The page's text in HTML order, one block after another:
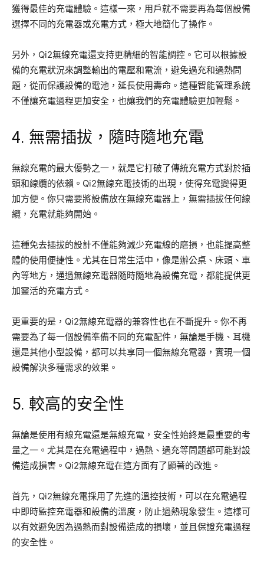
獲得最佳的充電體驗。這樣一來，用戶就不需要再為每個設備
選擇不同的充電器或充電方式，極大地簡化了操作。
另外，Qi2無線充電還支持更精細的智能調控。它可以根據設
備的充電狀況來調整輸出的電壓和電流，避免過充和過熱問
題，從而保護設備的電池，延長使用壽命。這種智能管理系統
不僅讓充電過程更加安全，也讓我們的充電體驗更加輕鬆。
4. 無需插拔，隨時隨地充電
無線充電的最大優勢之一，就是它打破了傳統充電方式對於插
頭和線纜的依賴。Qi2無線充電技術的出現，使得充電變得更
加方便。你只需要將設備放在無線充電器上，無需插拔任何線
纜，充電就能夠開始。
這種免去插拔的設計不僅能夠減少充電線的磨損，也能提高整
體的使用便捷性。尤其在日常生活中，像是辦公桌、床頭、車
內等地方，通過無線充電器隨時隨地為設備充電，都能提供更
加靈活的充電方式。
更重要的是，Qi2無線充電器的兼容性也在不斷提升。你不再
需要為了每一個設備準備不同的充電配件，無論是手機、耳機
還是其他小型設備，都可以共享同一個無線充電器，實現一個
設備解決多種需求的效果。
5. 較高的安全性
無論是使用有線充電還是無線充電，安全性始終是最重要的考
量之一。尤其是在充電過程中，過熱、過充等問題都可能對設
備造成損害。Qi2無線充電在這方面有了顯著的改進。
首先，Qi2無線充電採用了先進的溫控技術，可以在充電過程
中即時監控充電器和設備的溫度，防止過熱現象發生。這樣可
以有效避免因為過熱而對設備造成的損壞，並且保證充電過程
的安全性。